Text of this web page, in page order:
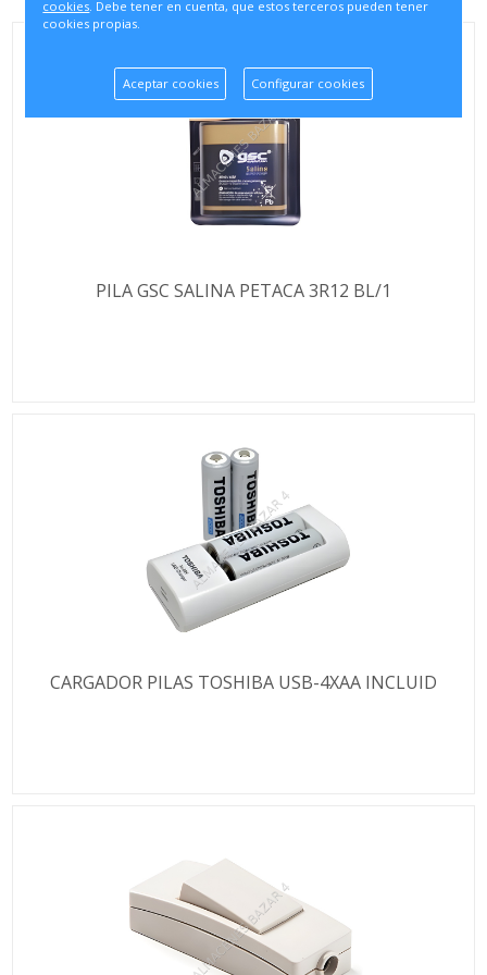
PILA GSC SALINA PETACA 3R12 BL/1
CARGADOR PILAS TOSHIBA USB-4XAA INCLUID
cookies. Debe tener en cuenta, que estos terceros pueden tener
cookies propias.
Aceptar cookies Configurar cookies